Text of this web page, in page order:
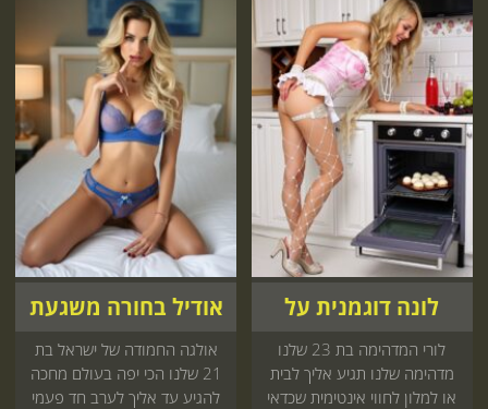
לונה דוגמנית על
לורי המדהימה בת 23 שלנו
מדהימה שלנו תגיע אליך לבית
או למלון לחווי אינטימית שכדאי
אודיל בחורה משגעת
אולגה החמודה של ישראל בת
21 שלנו הכי יפה בעולם מחכה
להגיע עד אליך לערב חד פעמי